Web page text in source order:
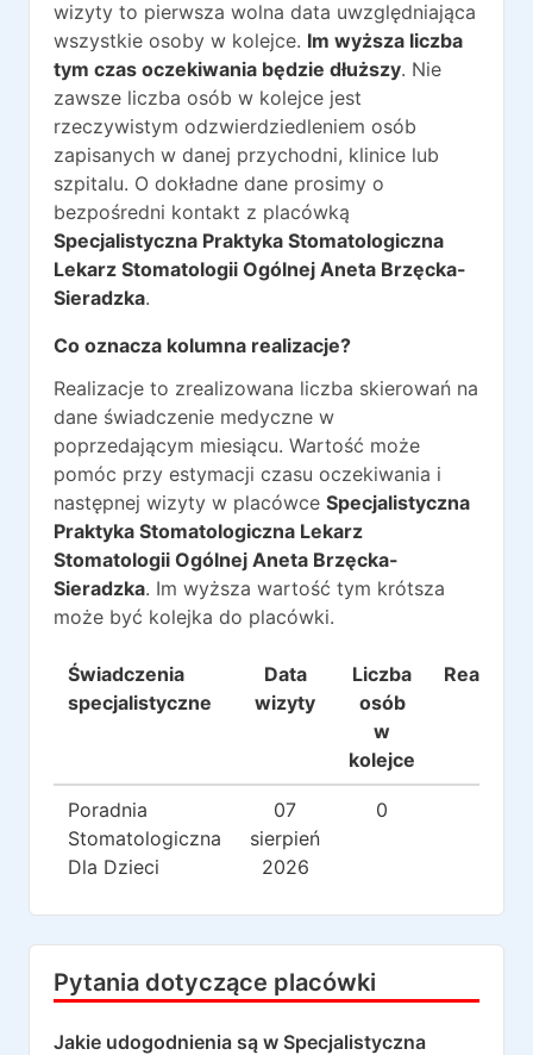
wizyty to pierwsza wolna data uwzględniająca
wszystkie osoby w kolejce. Im wyższa liczba
tym czas oczekiwania będzie dłuższy. Nie
zawsze liczba osób w kolejce jest
rzeczywistym odzwierdziedleniem osób
zapisanych w danej przychodni, klinice lub
szpitalu. O dokładne dane prosimy o
bezpośredni kontakt z placówką
Specjalistyczna Praktyka Stomatologiczna
Lekarz Stomatologii Ogólnej Aneta Brzęcka-
Sieradzka.
Co oznacza kolumna realizacje?
Realizacje to zrealizowana liczba skierowań na
dane świadczenie medyczne w
poprzedającym miesiącu. Wartość może
pomóc przy estymacji czasu oczekiwania i
następnej wizyty w placówce Specjalistyczna
Praktyka Stomatologiczna Lekarz
Stomatologii Ogólnej Aneta Brzęcka-
Sieradzka. Im wyższa wartość tym krótsza
może być kolejka do placówki.
Świadczenia
specjalistyczne
Data
wizyty
Liczba
osób
w
kolejce
Poradnia
Stomatologiczna
Dla Dzieci
07
sierpień
2026
0
Pytania dotyczące placówki
Jakie udogodnienia są w Specjalistyczna